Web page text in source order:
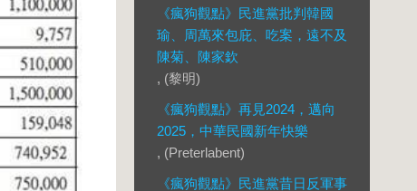
《瘋狗觀點》民進黨批判韓國
瑜、周萬來包庇、吃案，遠不及
陳菊、陳家欽
, (黎明)
《瘋狗觀點》再見2024，邁向
2025，中華民國新年快樂
, (Preterlabent)
《瘋狗觀點》民進黨昔日反軍事